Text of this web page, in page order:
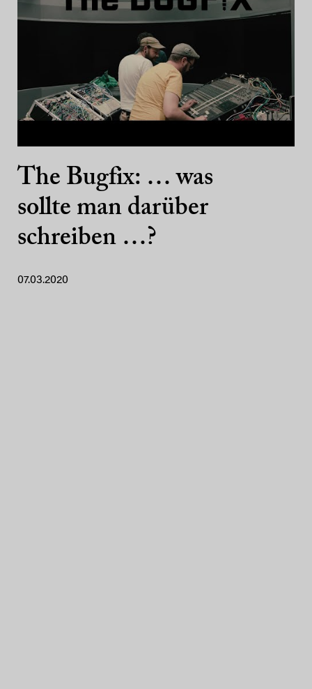
The Bugfix: … was
sollte man darüber
schreiben …?
07.03.2020